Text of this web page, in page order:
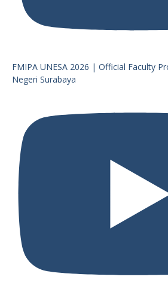
FMIPA UNESA 2026 | Official Faculty
Negeri Surabaya